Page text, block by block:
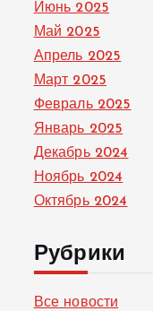
Июнь 2025
Май 2025
Апрель 2025
Март 2025
Февраль 2025
Январь 2025
Декабрь 2024
Ноябрь 2024
Октябрь 2024
Рубрики
Все новости